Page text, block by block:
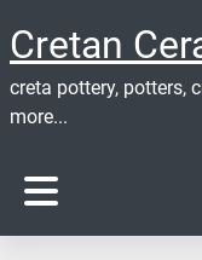
Cretan
creta pottery, potters,
more...